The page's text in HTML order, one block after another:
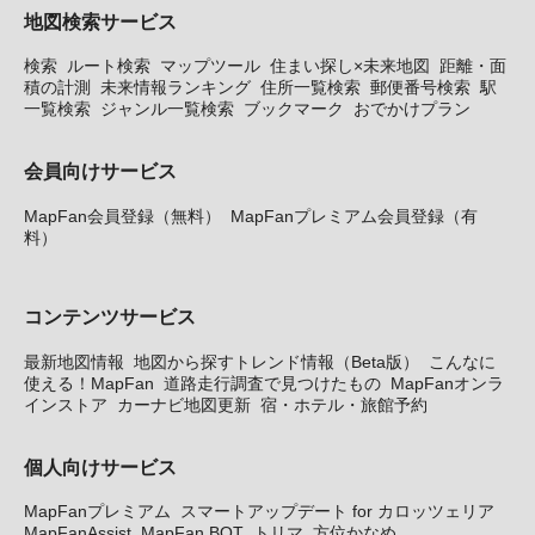
地図検索サービス
検索 ルート検索 マップツール 住まい探し×未来地図
距離・面
積の計測
未来情報ランキング 住所一覧検索 郵便番号検索 駅
一覧検索 ジャンル一覧検索 ブックマーク おでかけプラン
会員向けサービス
MapFan会員登録（無料）
MapFanプレミアム会員登録（有
料）
コンテンツサービス
最新地図情報 地図から探すトレンド情報（Beta版）
こんなに
使える！MapFan 道路走行調査で見つけたもの MapFanオンラ
インストア
カーナビ地図更新 宿・ホテル・旅館予約
個人向けサービス
MapFanプレミアム
スマートアップデート for カロッツェリア